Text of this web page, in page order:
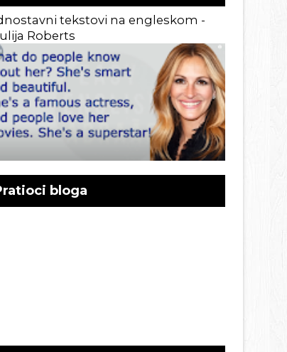
tekstovi na engleskom -
Roberts
bloga